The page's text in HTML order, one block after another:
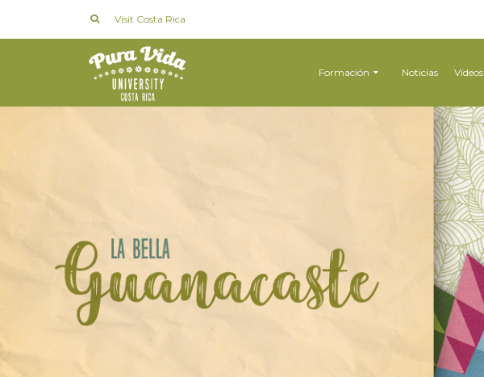
Visit Costa Rica
Formación Noticias Vídeos